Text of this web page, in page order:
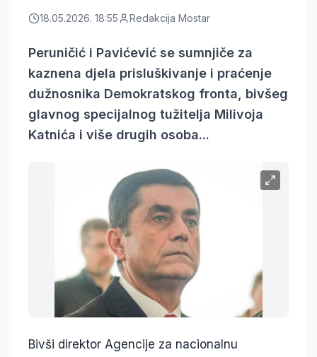
18.05.2026. 18:55 Redakcija Mostar
Peruničić i Pavićević se sumnjiče za
kaznena djela prisluškivanje i praćenje
dužnosnika Demokratskog fronta, bivšeg
glavnog specijalnog tužitelja Milivoja
Katnića i više drugih osoba...
Bivši direktor Agencije za nacionalnu